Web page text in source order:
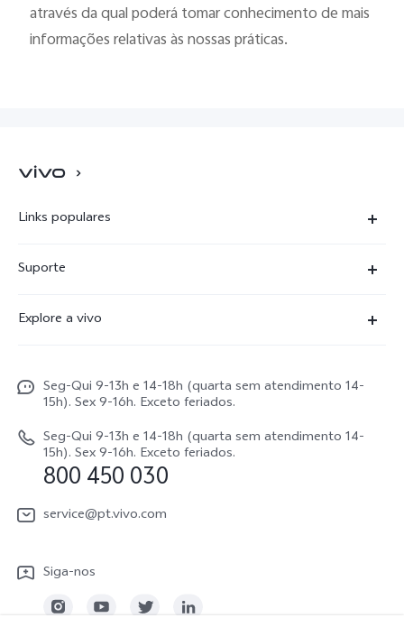
através da qual poderá tomar conhecimento de mais
informações relativas às nossas práticas.
Links populares
X300Pro
V70
V70 FE
Watch GT 2
Suporte
Atualização do sistema
Manual do utilizador
Atualizar registo
Política de garantia
Explore a vivo
Carreiras ao vivo
Avisos legais
Sobre nós
Seg-Qui 9-13h e 14-18h (quarta sem atendimento 14-
15h). Sex 9-16h. Exceto feriados.
Seg-Qui 9-13h e 14-18h (quarta sem atendimento 14-
15h). Sex 9-16h. Exceto feriados.
800 450 030
service@pt.vivo.com
Siga-nos